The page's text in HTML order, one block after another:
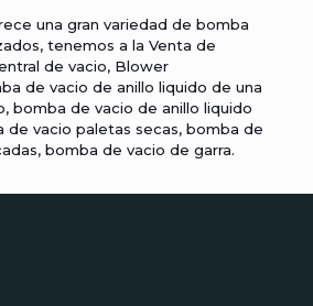
una gran variedad de bomba
tenemos a la Venta de
de vacio, Blower
de vacio de anillo liquido de una
bomba de vacio de anillo liquido
de vacio paletas secas, bomba de
bomba de vacio de garra.